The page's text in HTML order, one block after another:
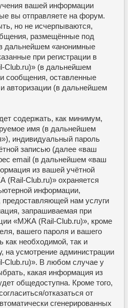
вашей информации
вы отправляете на форум.
но не исчерпываются,
размещённые под
дальнейшем «анонимные
при регистрации в
(в дальнейшем
сообщения, оставленные
авторизации (в дальнейшем
содержать, как минимум,
имя (в дальнейшем
индивидуальный пароль
записью (далее «ваш
email (в дальнейшем «ваш
из вашей учётной
Club.ru)» охраняется
информации,
нам услуги
запрашиваемая при
«МЖА (Rail-Club.ru)», кроме
вашего пароля и вашего
как необходимой, так и
на усмотрение администрации
В любом случае у
какая информация из
общедоступна. Кроме того,
отказаться от
сгенерированных